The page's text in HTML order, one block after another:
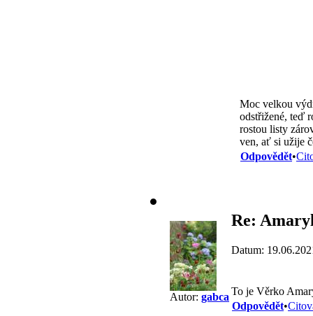
Moc velkou
odstřižené, teď
rostou listy
ven, ať si užije
Odpovědět•
Autor: gabca
Re:
Datum:
To je Věrko
Odpovědět•